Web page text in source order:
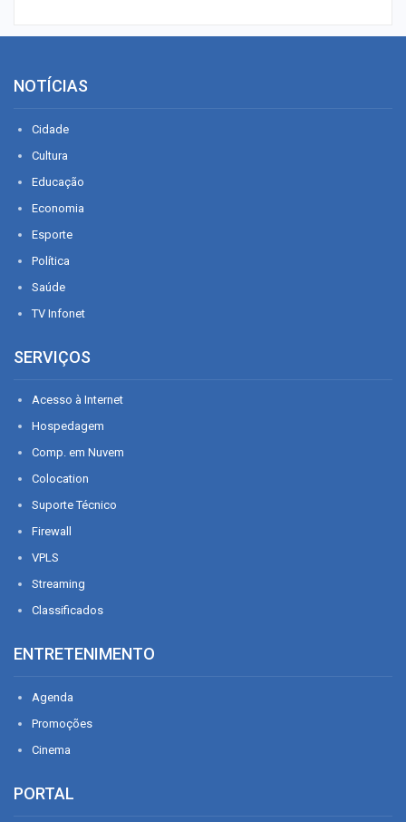
NOTÍCIAS
Cidade
Cultura
Educação
Economia
Esporte
Política
Saúde
TV Infonet
SERVIÇOS
Acesso à Internet
Hospedagem
Comp. em Nuvem
Colocation
Suporte Técnico
Firewall
VPLS
Streaming
Classificados
ENTRETENIMENTO
Agenda
Promoções
Cinema
PORTAL